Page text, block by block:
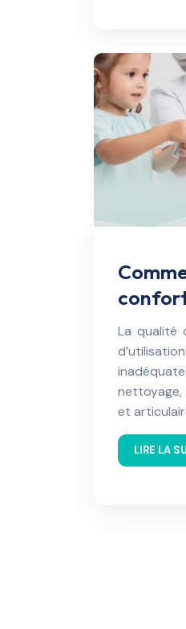
La qualité
nettoyage,
et
LIRE LA